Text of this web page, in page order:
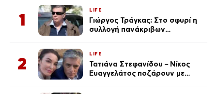
1
LIFE
Γιώργος Τράγκας: Στο σφυρί η
συλλογή πανάκριβων
2
LIFE
Τατιάνα Στεφανίδου – Νίκος
Ευαγγελάτος ποζάρουν με